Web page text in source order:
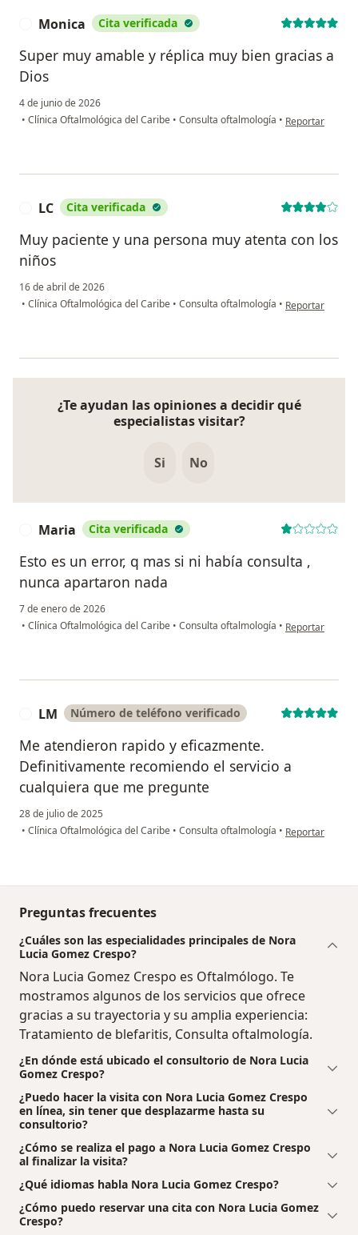
Monica Cita verificada
Super muy amable y réplica muy bien gracias a
Dios
4 de junio de 2026
• Clínica Oftalmológica del Caribe • Consulta oftalmología • en opinión del
Reportar
LC Cita verificada
Muy paciente y una persona muy atenta con los
niños
16 de abril de 2026
• Clínica Oftalmológica del Caribe • Consulta oftalmología • en opinión del
Reportar
¿Te ayudan las opiniones a decidir qué
especialistas visitar?
Si No
Maria Cita verificada
Esto es un error, q mas si ni había consulta ,
nunca apartaron nada
7 de enero de 2026
• Clínica Oftalmológica del Caribe • Consulta oftalmología • en opinión del
Reportar
LM Número de teléfono verificado
Me atendieron rapido y eficazmente.
Definitivamente recomiendo el servicio a
cualquiera que me pregunte
28 de julio de 2025
• Clínica Oftalmológica del Caribe • Consulta oftalmología • en opinión del
Reportar
Preguntas frecuentes
¿Cuáles son las especialidades principales de Nora
Lucia Gomez Crespo?
Nora Lucia Gomez Crespo es Oftalmólogo. Te
mostramos algunos de los servicios que ofrece
gracias a su trayectoria y su amplia experiencia:
Tratamiento de blefaritis, Consulta oftalmología.
¿En dónde está ubicado el consultorio de Nora Lucia
Gomez Crespo?
¿Puedo hacer la visita con Nora Lucia Gomez Crespo
en línea, sin tener que desplazarme hasta su
consultorio?
¿Cómo se realiza el pago a Nora Lucia Gomez Crespo
al finalizar la visita?
¿Qué idiomas habla Nora Lucia Gomez Crespo?
¿Cómo puedo reservar una cita con Nora Lucia Gomez
Crespo?